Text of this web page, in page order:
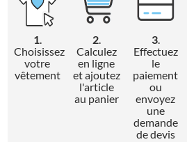
1.
Choisissez
votre
vêtement
2.
Calculez
en ligne
et ajoutez
l'article
au panier
3.
Effectuez
le
paiement
ou
envoyez
une
demande
de devis